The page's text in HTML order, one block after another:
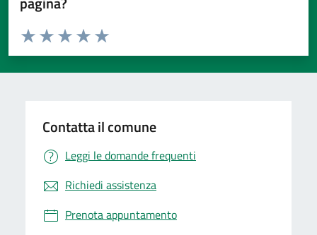
Valuta da 1 a 5 stelle la pagina
Valuta 5 stelle su 5
Valuta 4 stelle su 5
Valuta 3 stelle su 5
Valuta 2 stelle su 5
Valuta 1 stelle su 5
Contatta il comune
Leggi le domande frequenti
Richiedi assistenza
Prenota appuntamento